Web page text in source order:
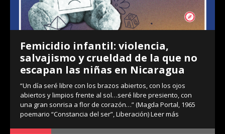
Femicidio infantil: violencia,
salvajismo y crueldad de la que no
escapan las niñas en Nicaragua
“Un día seré libre con los brazos abiertos, con los ojos
abiertos y limpios frente al sol…seré libre presiento, con
una gran sonrisa a flor de corazón…” (Magda Portal, 1965
poemario “Constancia del ser”, Liberación)Leer más